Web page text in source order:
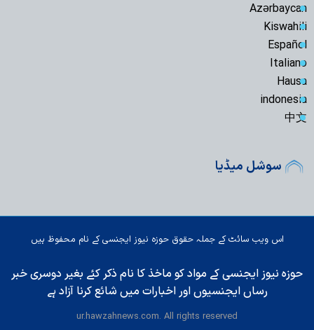
Azərbaycan
Kiswahili
Español
Italiano
Hausa
indonesia
中文
سوشل میڈیا
اس ویب سائٹ کے جملہ حقوق حوزہ نیوز ایجنسی کے نام محفوظ ہیں
حوزہ نیوز ایجنسی کے مواد کو ماخذ کا نام ذکر کئے بغیر دوسری خبر
رساں ایجنسیوں اور اخبارات میں شائع کرنا آزاد ہے
ur.hawzahnews.com. All rights reserved